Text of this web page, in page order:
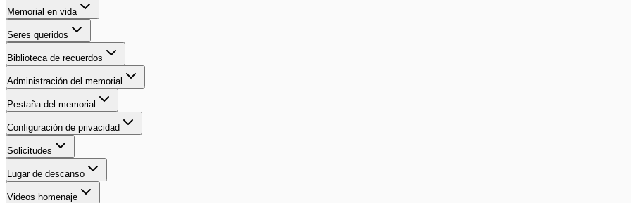
Memorial en vida
Seres queridos
Biblioteca de recuerdos
Administración del memorial
Pestaña del memorial
Configuración de privacidad
Solicitudes
Lugar de descanso
Videos homenaje